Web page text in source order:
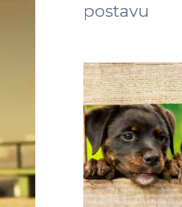
postavu